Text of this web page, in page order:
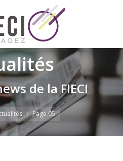
de la FIECI
êtes ici
Page 95